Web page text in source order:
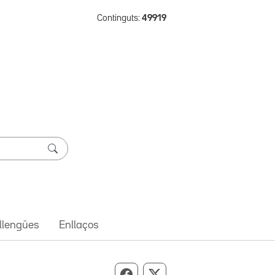
Continguts: 49919
Enllaços